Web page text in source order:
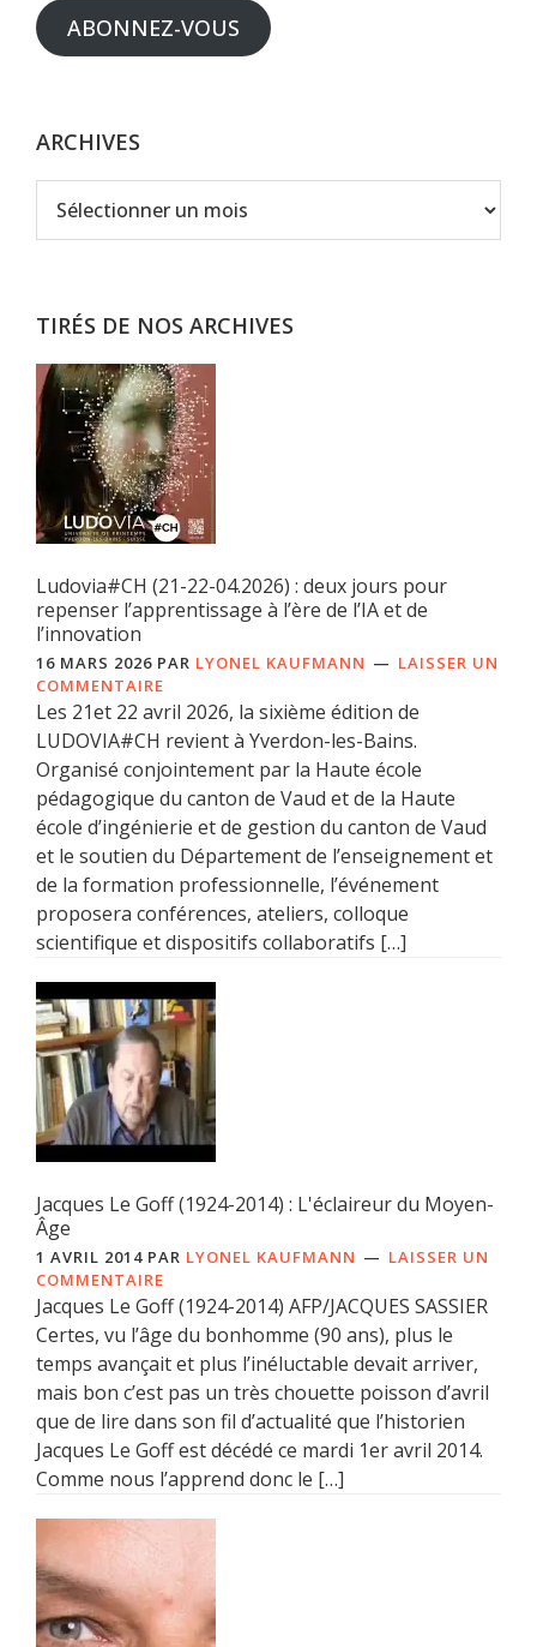
ABONNEZ-VOUS
ARCHIVES
TIRÉS DE NOS ARCHIVES
Ludovia#CH (21-22-04.2026) : deux jours pour
repenser l’apprentissage à l’ère de l’IA et de
l’innovation
16 MARS 2026 PAR LYONEL KAUFMANN
LAISSER UN
COMMENTAIRE
Les 21et 22 avril 2026, la sixième édition de
LUDOVIA#CH revient à Yverdon-les-Bains.
Organisé conjointement par la Haute école
pédagogique du canton de Vaud et de la Haute
école d’ingénierie et de gestion du canton de Vaud
et le soutien du Département de l’enseignement et
de la formation professionnelle, l’événement
proposera conférences, ateliers, colloque
scientifique et dispositifs collaboratifs […]
Jacques Le Goff (1924-2014) : L'éclaireur du Moyen-
Âge
1 AVRIL 2014 PAR LYONEL KAUFMANN
LAISSER UN
COMMENTAIRE
Jacques Le Goff (1924-2014) AFP/JACQUES SASSIER
Certes, vu l’âge du bonhomme (90 ans), plus le
temps avançait et plus l’inéluctable devait arriver,
mais bon c’est pas un très chouette poisson d’avril
que de lire dans son fil d’actualité que l’historien
Jacques Le Goff est décédé ce mardi 1er avril 2014.
Comme nous l’apprend donc le […]